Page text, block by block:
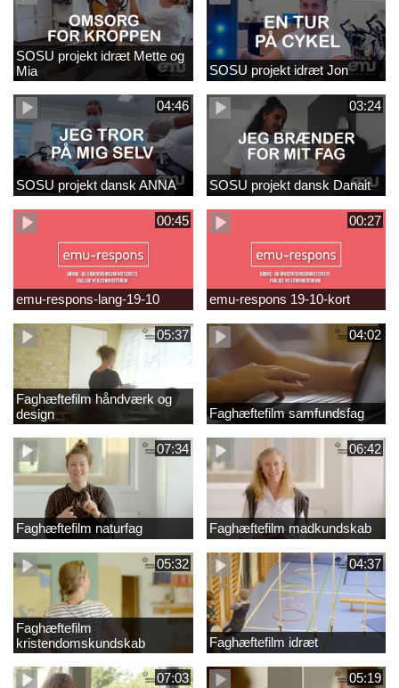
SOSU projekt idræt Mette og
Mia
SOSU projekt idræt Jon
04:46
SOSU projekt dansk ANNA
03:24
SOSU projekt dansk Danait
00:45
emu-respons-lang-19-10
00:27
emu-respons 19-10-kort
05:37
Faghæftefilm håndværk og
design
04:02
Faghæftefilm samfundsfag
07:34
Faghæftefilm naturfag
06:42
Faghæftefilm madkundskab
05:32
Faghæftefilm
kristendomskundskab
04:37
Faghæftefilm idræt
07:03 05:19